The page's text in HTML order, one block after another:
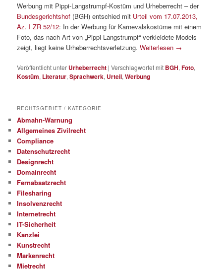
Werbung mit Pippi-Langstrumpf-Kostüm und Urheberrecht – der
Bundesgerichtshof (BGH) entschied mit Urteil vom 17.07.2013,
Az. I ZR 52/12: In der Werbung für Karnevalskostüme mit einem
Foto, das nach Art von „Pippi Langstrumpf“ verkleidete Models
zeigt, liegt keine Urheberrechtsverletzung.Weiterlesen →
Veröffentlicht unter Urheberrecht |Verschlagwortet mit BGH,Foto,
Kostüm, Literatur,Sprachwerk, Urteil,Werbung
RECHTSGEBIET / KATEGORIE
Abmahn-Warnung
Allgemeines Zivilrecht
Compliance
Datenschutzrecht
Designrecht
Domainrecht
Fernabsatzrecht
Filesharing
Insolvenzrecht
Internetrecht
IT-Sicherheit
Kanzlei
Kunstrecht
Markenrecht
Mietrecht